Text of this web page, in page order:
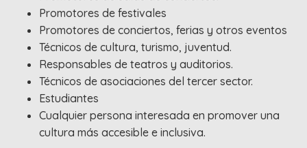
Promotores de festivales
Promotores de conciertos, ferias y otros eventos
Técnicos de cultura, turismo, juventud.
Responsables de teatros y auditorios.
Técnicos de asociaciones del tercer sector.
Estudiantes
Cualquier persona interesada en promover una
cultura más accesible e inclusiva.